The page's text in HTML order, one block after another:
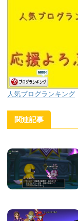
人気ブログランキング
関連記事